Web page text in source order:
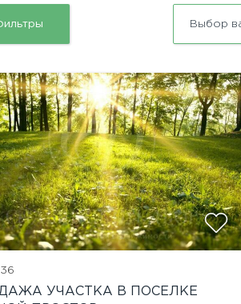
Выбор
УЧАСТКА В ПОСЕЛКЕ